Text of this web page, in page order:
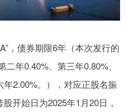
，债券期限6年（本次发行的
年0.40%、第三年0.80%、
2.00%。），对应正股名振
开始日为2025年1月20日，